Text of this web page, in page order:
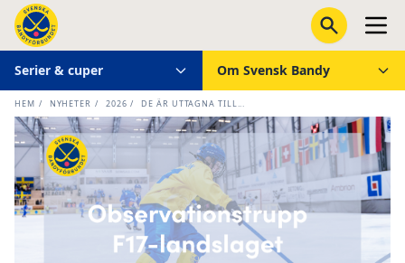
Serier & cuper Om Svensk Bandy
HEM / NYHETER / 2026 / DE ÄR UTTAGNA TILL...